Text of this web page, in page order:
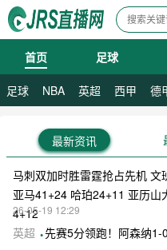
首页 足球
足球 NBA 英超 西甲 德
最新资讯
马刺双加时胜雷霆抢占先机 文
亚马41+24 哈珀24+11 亚历山
4+12
26-05-19 12:29
英超
先赛5分领跑！阿森纳1-0伯
08月10日 星期一